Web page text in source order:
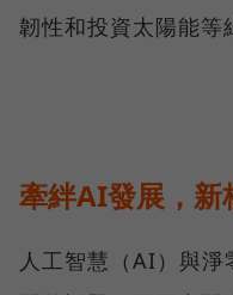
韌性和投資太陽能等
牽絆AI發展，新
人工智慧（AI）與